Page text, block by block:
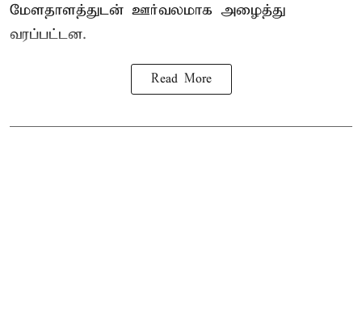
மேளதாளத்துடன் ஊர்வலமாக அழைத்து
வரப்பட்டன.
Read More